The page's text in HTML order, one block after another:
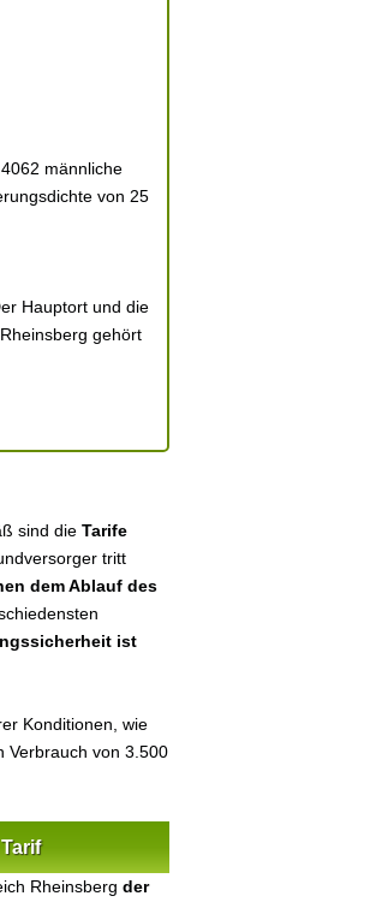
männliche
von 25
Hauptort und die
gehört
sind die Tarife
tritt
dem Ablauf des
ist
Konditionen, wie
Verbrauch von 3.500
Rheinsberg der